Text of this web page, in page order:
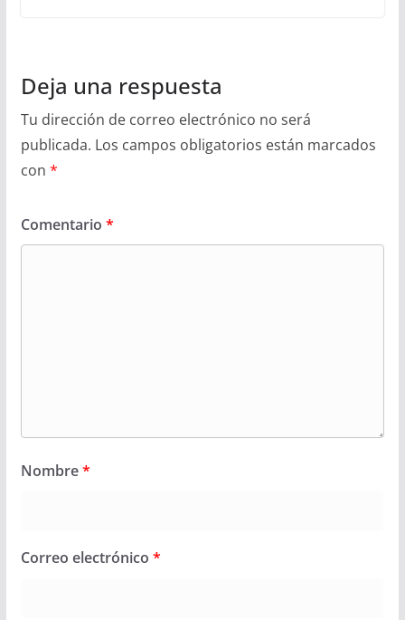
Deja una respuesta
Tu dirección de correo electrónico no será
publicada. Los campos obligatorios están marcados
con *
Comentario *
Nombre*
Correo electrónico *